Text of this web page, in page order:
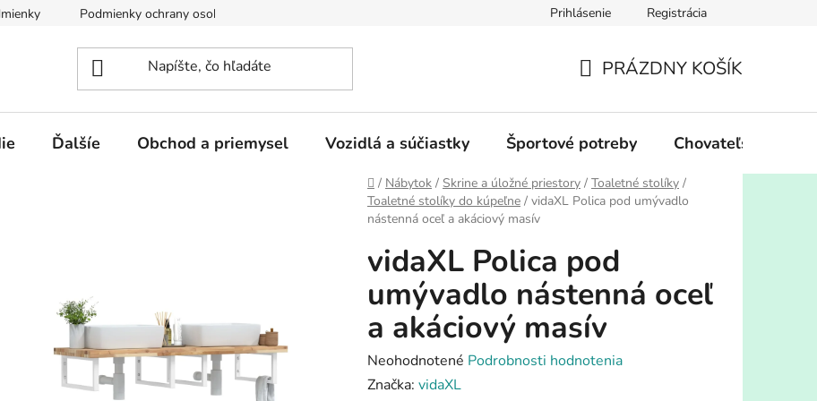
Podmienky ochrany osobných údajov Prihlásenie Registrácia
KOŠÍK
PRÁZDNY KOŠÍK
Ďalšíe Obchod a priemysel Vozidlá a súčiastky Športové potreby Chovateľské
Domov
/ Nábytok / Skrine a úložné priestory / Toaletné stolíky /
Toaletné stolíky do kúpeľne / vidaXL Polica pod umývadlo
nástenná oceľ a akáciový masív
vidaXL Polica pod
umývadlo nástenná oceľ
a akáciový masív
Priemerné
hodnotenie
Neohodnotené Podrobnosti hodnotenia
Značka: vidaXL